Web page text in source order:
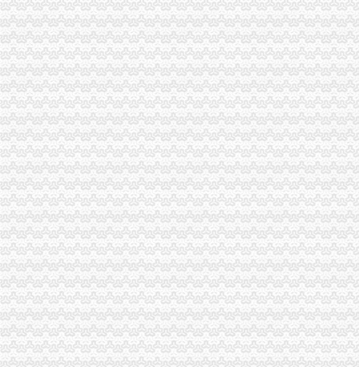
重庆代理记账_重庆工商注册_重庆办理资质_代办_企业服务_八戒财税